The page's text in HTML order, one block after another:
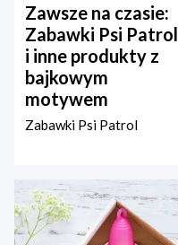
Zawsze na czasie:
Zabawki Psi Patrol
i inne produkty z
bajkowym
motywem
Zabawki Psi Patrol